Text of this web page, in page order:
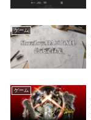
ゲーム
ゲーム